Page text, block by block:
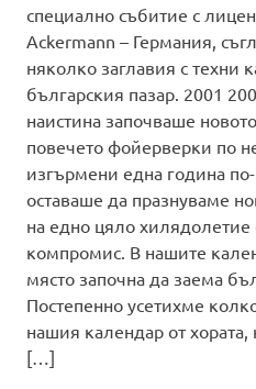
специално събитие с
Ackermann – Германия,
няколко заглавия с техни
българския пазар. 2001
наистина започваше
повечето фойерверки по
изгърмени една година
оставаше да празнуваме
на едно цяло хилядолетие
компромис. В нашите
място започна да заема
Постепенно усетихме
нашия календар от
[…]